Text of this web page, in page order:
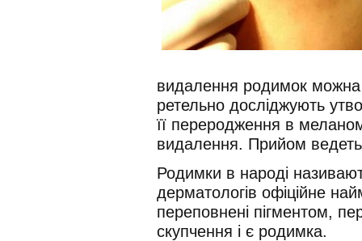
видалення родимок можна
ретельно досліджують
її переродження в
видалення. Прийом
Родимки в народі
дерматологів офіційне
переповнені пігментом,
скупчення і є родимка.